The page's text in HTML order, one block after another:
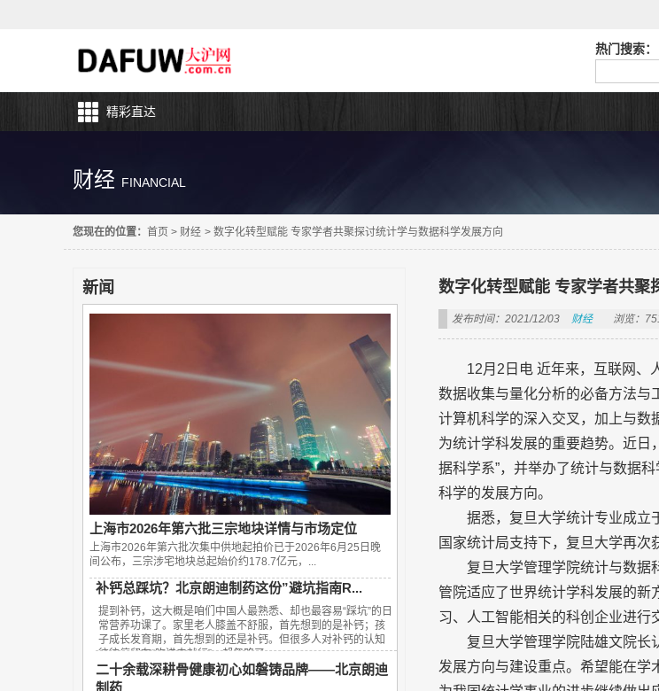
热门搜索：
精彩直达
财经 FINANCIAL
您现在的位置： 首页 > 财经 > 数字化转型赋能 专家学者共聚探讨统计学与数据科学发展方向
新闻
上海市2026年第六批三宗地块详情与市场定位
上海市2026年第六批次集中供地起拍价已于2026年6月25日晚
间公布，‌三宗涉宅地块总起始价约178.7亿元‌，...
补钙总踩坑？北京朗迪制药这份”避坑指南R...
提到补钙，这大概是咱们中国人最熟悉、却也最容易“踩坑”的日
常营养功课了。家里老人膝盖不舒服，首先想到的是补钙；孩
子成长发育期，首先想到的还是补钙。但很多人对补钙的认知
往往停留在“吃进去就行”，却忽略了...
二十余载深耕骨健康初心如磐铸品牌——北京朗迪
制药...
数字化转型赋能 专家学者共聚
发布时间：2021/12/03 财经 浏览：
12月2日电 近年来，互联网、
数据收集与量化分析的必备方法与
计算机科学的深入交叉，加上与数
为统计学科发展的重要趋势。近日
据科学系”，并举办了统计与数据
科学的发展方向。
据悉，复旦大学统计专业成立
国家统计局支持下，复旦大学再次
复旦大学管理学院统计与数据
管院适应了世界统计学科发展的
习、人工智能相关的科创企业进行
复旦大学管理学院陆雄文院长
发展方向与建设重点。希望能在学